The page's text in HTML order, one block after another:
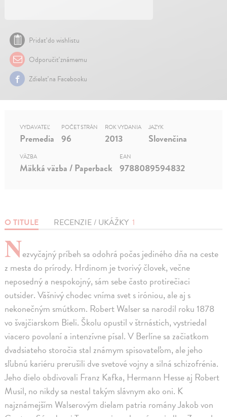
Pridať do wishlistu
Odporučiť známemu
Zdielať na Facebooku
O TITULE RECENZIE / UKÁŽKY 1
Nezvyčajný príbeh sa odohrá počas jediného dňa na ceste
z mesta do prírody. Hrdinom je tvorivý človek, večne
neposedný a nespokojný, sám sebe často protirečiaci
outsider. Vášnivý chodec vníma svet s iróniou, ale aj s
nekonečným smútkom. Robert Walser sa narodil roku 1878
vo švajčiarskom Bieli. Školu opustil v štrnástich, vystriedal
viacero povolaní a intenzívne písal. V Berlíne sa začiatkom
dvadsiateho storočia stal známym spisovateľom, ale jeho
sľubnú kariéru prerušili dve svetové vojny a silná schizofrénia.
Jeho dielo obdivovali Franz Kafka, Hermann Hesse aj Robert
Musil, no nikdy sa nestal takým slávnym ako oni. K
najznámejším Walserovým dielam patria romány Jakob von
VYDAVATEĽ
Premedia
POČET STRÁN
96
ROK VYDANIA
2013
JAZYK
Slovenčina
VÄZBA
Mäkká väzba / Paperback
EAN
9788089594832